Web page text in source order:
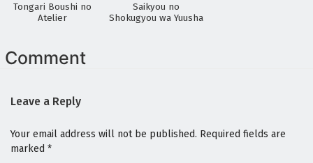
Tongari Boushi no
Atelier
Saikyou no
Shokugyou wa Yuusha
Comment
Leave a Reply
Your email address will not be published. Required fields are
marked *